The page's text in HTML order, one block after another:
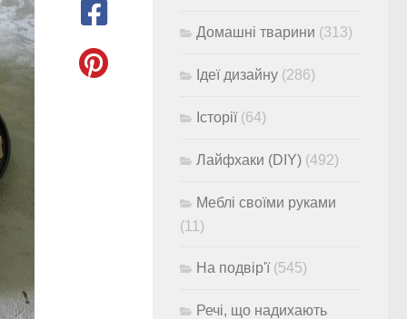
Домашні тварини (313)
Ідеї дизайну (286)
Історії(64)
Лайфхаки (DIY) (492)
Меблі своїми руками
(11)
На подвір'ї(545)
Речі, що надихають